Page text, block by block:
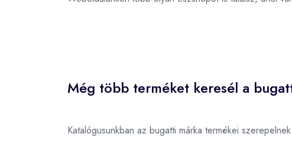
Még több terméket keresél a
Katalógusunkban az bugatti márka termékei